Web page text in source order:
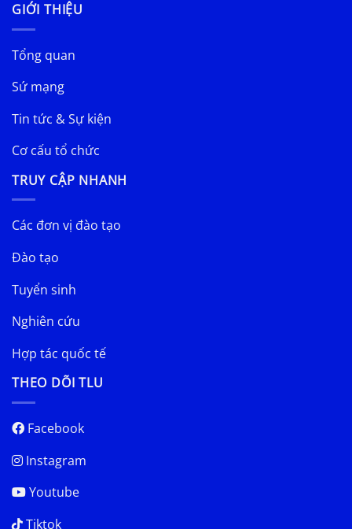
GIỚI THIỆU
Tổng quan
Sứ mạng
Tin tức & Sự kiện
Cơ cấu tổ chức
TRUY CẬP NHANH
Các đơn vị đào tạo
Đào tạo
Tuyển sinh
Nghiên cứu
Hợp tác quốc tế
THEO DÕI TLU
Facebook
Instagram
Youtube
Tiktok